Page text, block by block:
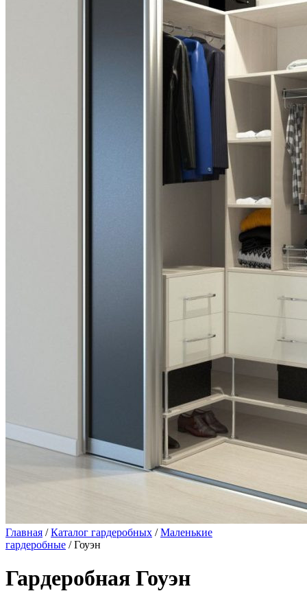
Главная /Каталог гардеробных /Маленькие
гардеробные / Гоуэн
Гардеробная Гоуэн